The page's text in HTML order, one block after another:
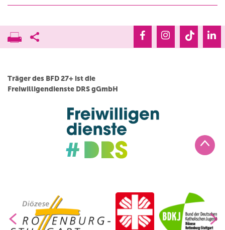
Träger des BFD 27+ ist die
Freiwilligendienste DRS gGmbH